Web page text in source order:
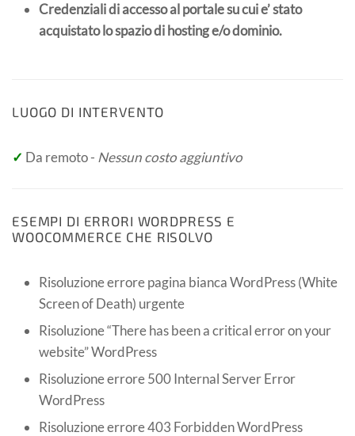
Credenziali di accesso al portale su cui e’ stato
acquistato lo spazio di hosting e/o dominio.
LUOGO DI INTERVENTO
✓ Da remoto - Nessun costo aggiuntivo
ESEMPI DI ERRORI WORDPRESS E
WOOCOMMERCE CHE RISOLVO
Risoluzione errore pagina bianca WordPress (White
Screen of Death) urgente
Risoluzione “There has been a critical error on your
website” WordPress
Risoluzione errore 500 Internal Server Error
WordPress
Risoluzione errore 403 Forbidden WordPress